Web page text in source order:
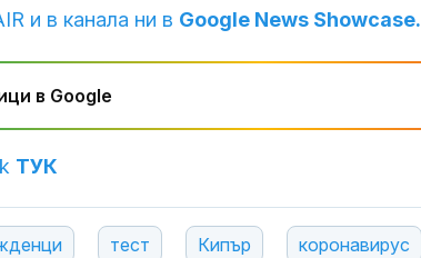
и в канала ни в Google News Showcase.
в Google
ТУК
тест Кипър коронавирус
частично